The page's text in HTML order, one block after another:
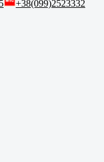
+38(099)2523332